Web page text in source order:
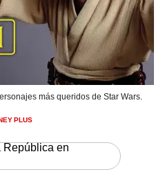
más queridos de Star Wars.
PLUS
República en